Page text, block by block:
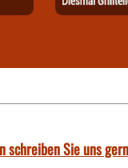
schreiben Sie uns